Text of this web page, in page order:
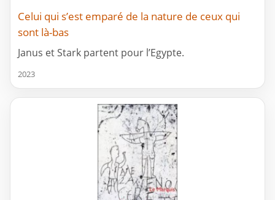
Celui qui s’est emparé de la nature de ceux qui
sont là-bas
Janus et Stark partent pour l’Egypte.
2023